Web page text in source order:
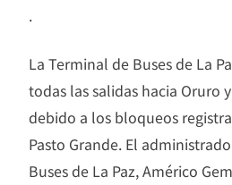
.
La Terminal de Buses de La
todas las salidas hacia Oruro
debido a los bloqueos
Pasto Grande. El
Buses de La Paz, Américo